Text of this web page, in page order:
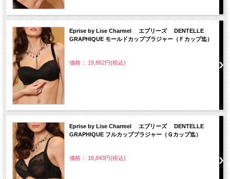
Eprise by Lise Charmel エプリーズ DENTELLE
GRAPHIQUE モールドカップブラジャー（Ｆカップ迄）
価格： 19,862円(税込)
Eprise by Lise Charmel エプリーズ DENTELLE
GRAPHIQUE フルカップブラジャー（Ｇカップ迄）
価格： 18,843円(税込)